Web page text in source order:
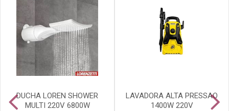
DUCHA LOREN SHOWER
MULTI 220V 6800W
LAVADORA ALTA PRESSAO
1400W 220V